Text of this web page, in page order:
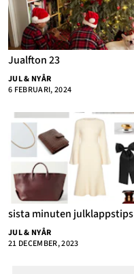
Jualfton 23
JUL & NYÅR
6 FEBRUARI, 2024
sista minuten julklappstips
JUL & NYÅR
21 DECEMBER, 2023